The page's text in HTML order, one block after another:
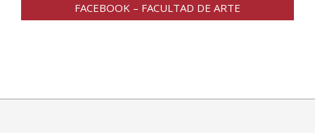
FACEBOOK – FACULTAD DE ARTE